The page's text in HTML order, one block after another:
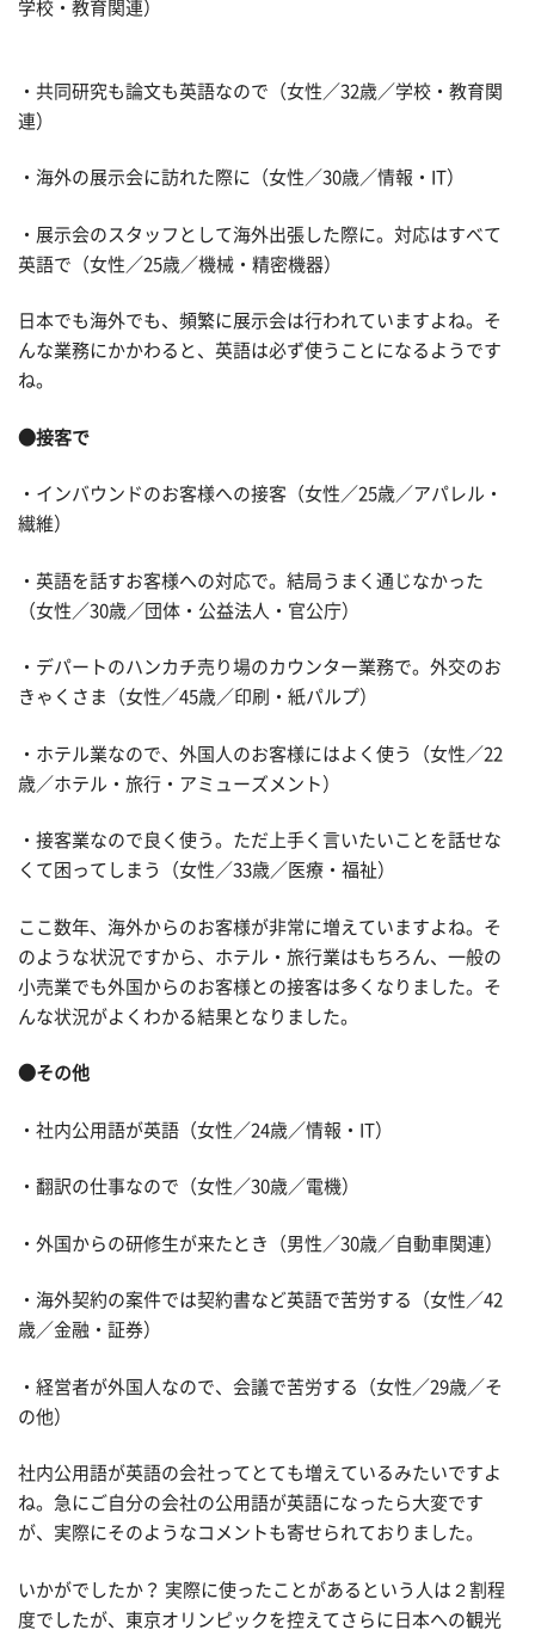
学校・教育関連）
・共同研究も論文も英語なので（女性／32歳／学校・教育関
連）
・海外の展示会に訪れた際に（女性／30歳／情報・IT）
・展示会のスタッフとして海外出張した際に。対応はすべて
英語で（女性／25歳／機械・精密機器）
日本でも海外でも、頻繁に展示会は行われていますよね。そ
んな業務にかかわると、英語は必ず使うことになるようです
ね。
●接客で
・インバウンドのお客様への接客（女性／25歳／アパレル・
繊維）
・英語を話すお客様への対応で。結局うまく通じなかった
（女性／30歳／団体・公益法人・官公庁）
・デパートのハンカチ売り場のカウンター業務で。外交のお
きゃくさま（女性／45歳／印刷・紙パルプ）
・ホテル業なので、外国人のお客様にはよく使う（女性／22
歳／ホテル・旅行・アミューズメント）
・接客業なので良く使う。ただ上手く言いたいことを話せな
くて困ってしまう（女性／33歳／医療・福祉）
ここ数年、海外からのお客様が非常に増えていますよね。そ
のような状況ですから、ホテル・旅行業はもちろん、一般の
小売業でも外国からのお客様との接客は多くなりました。そ
んな状況がよくわかる結果となりました。
●その他
・社内公用語が英語（女性／24歳／情報・IT）
・翻訳の仕事なので（女性／30歳／電機）
・外国からの研修生が来たとき（男性／30歳／自動車関連）
・海外契約の案件では契約書など英語で苦労する（女性／42
歳／金融・証券）
・経営者が外国人なので、会議で苦労する（女性／29歳／そ
の他）
社内公用語が英語の会社ってとても増えているみたいですよ
ね。急にご自分の会社の公用語が英語になったら大変です
が、実際にそのようなコメントも寄せられておりました。
いかがでしたか？ 実際に使ったことがあるという人は２割程
度でしたが、東京オリンピックを控えてさらに日本への観光